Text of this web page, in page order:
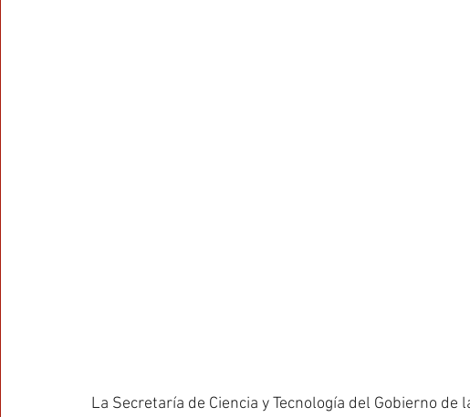
La Secretaría de Ciencia y Tecnología del Gobierno